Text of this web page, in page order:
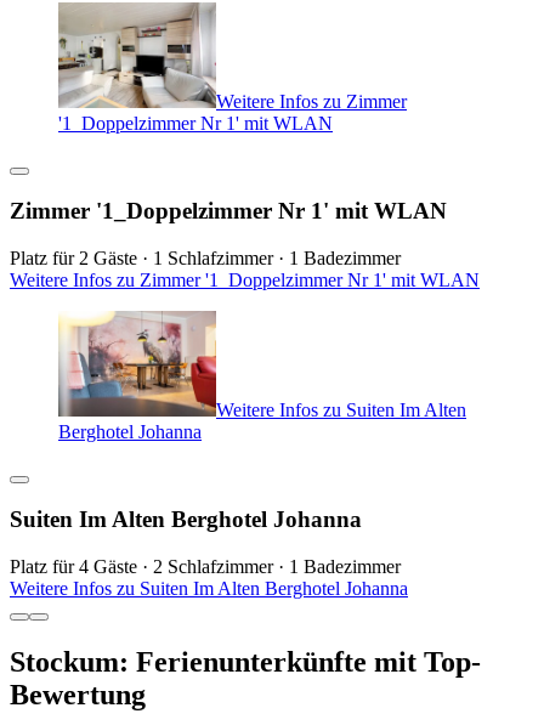
Weitere Infos zu Zimmer
'1_Doppelzimmer Nr 1' mit WLAN
Zimmer '1_Doppelzimmer Nr 1' mit WLAN
Platz für 2 Gäste · 1 Schlafzimmer · 1 Badezimmer
Weitere Infos zu Zimmer '1_Doppelzimmer Nr 1' mit WLAN
Weitere Infos zu Suiten Im Alten
Berghotel Johanna
Suiten Im Alten Berghotel Johanna
Platz für 4 Gäste · 2 Schlafzimmer · 1 Badezimmer
Weitere Infos zu Suiten Im Alten Berghotel Johanna
Stockum: Ferienunterkünfte mit Top-
Bewertung